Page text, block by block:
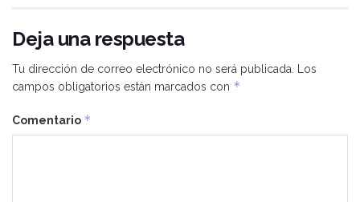
Deja una respuesta
Tu dirección de correo electrónico no será publicada. Los
campos obligatorios están marcados con *
Comentario *